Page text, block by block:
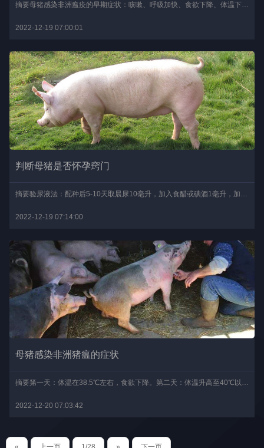
摘要母猪感染非洲瘟疫的早期症状：咳嗽、呼吸加快、食欲下降、体温下降、极度脆弱、脉搏跳动过快等。后期症状：呼吸困难、浆液或粘液脓性结膜炎、呕吐、带血下痢、死亡等。..
2022-12-19 07:00:01
判断母猪是否怀孕窍门
2022-12-19 07:14:00
母猪感染非洲猪瘟的症状
摘要第一天：体温在38.5℃左右，食欲下降。第二天：体温升高至40℃以上，卧地不起，全身打颤，耳尖呈红紫色，肚皮发红，粪便比较干燥。第三天：体温在40℃左右，眼圈发红，..
2022-12-20 07:03:42